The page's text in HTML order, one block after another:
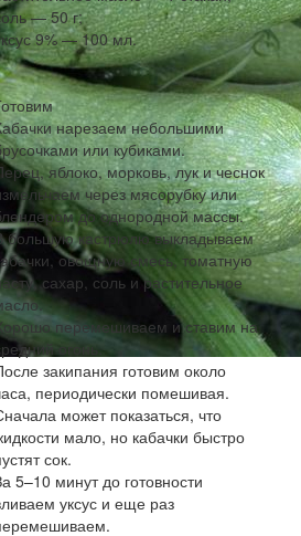
— 50 г;
9% — 100 мл.
нарезаем небольшими
или кубиками.
яблоко, морковь, лук и чеснок
через мясорубку или
до однородной массы.
большую кастрюлю выкладываем
овощную смесь, томатную
сахар, соль и растительное
перемешиваем и ставим на
огонь.
закипания готовим около
периодически помешивая.
может показаться, что
мало, но кабачки быстро
сок.
5–10 минут до готовности
уксус и еще раз